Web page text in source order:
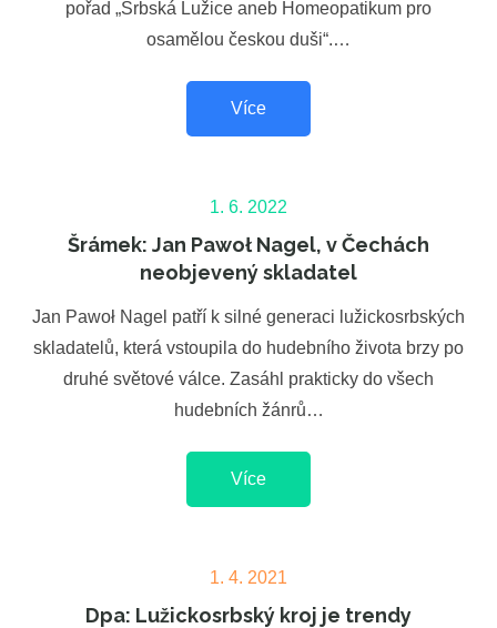
pořad „Srbská Lužice aneb Homeopatikum pro
osamělou českou duši“.…
Více
Posted
on
1. 6. 2022
Šrámek: Jan Pawoł Nagel, v Čechách
neobjevený skladatel
Jan Pawoł Nagel patří k silné generaci lužickosrbských
skladatelů, která vstoupila do hudebního života brzy po
druhé světové válce. Zasáhl prakticky do všech
hudebních žánrů…
Více
Posted
on
1. 4. 2021
Dpa: Lužickosrbský kroj je trendy